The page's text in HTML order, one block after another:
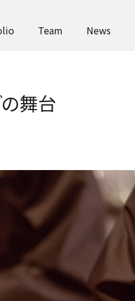
Team News
舞台